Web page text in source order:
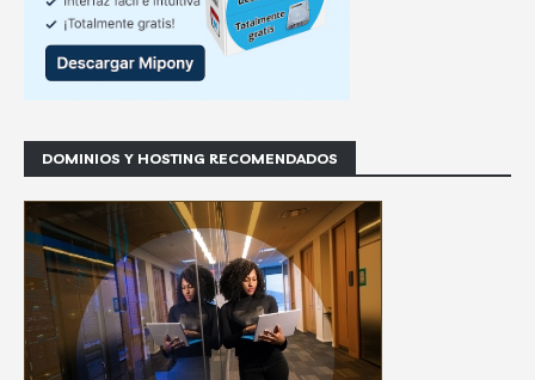
DOMINIOS Y HOSTING RECOMENDADOS